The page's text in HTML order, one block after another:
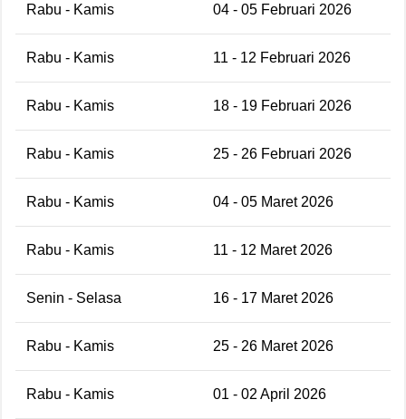
Rabu - Kamis 04 - 05 Februari 2026
Rabu - Kamis 11 - 12 Februari 2026
Rabu - Kamis 18 - 19 Februari 2026
Rabu - Kamis 25 - 26 Februari 2026
Rabu - Kamis 04 - 05 Maret 2026
Rabu - Kamis 11 - 12 Maret 2026
Senin - Selasa 16 - 17 Maret 2026
Rabu - Kamis 25 - 26 Maret 2026
Rabu - Kamis 01 - 02 April 2026